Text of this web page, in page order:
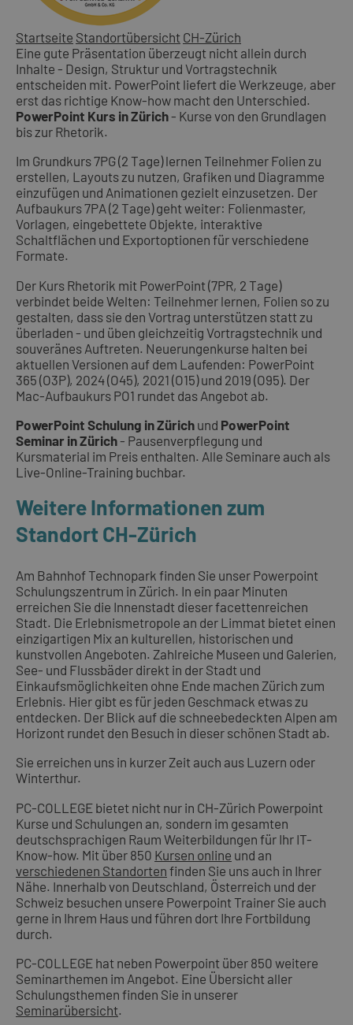
Startseite Standortübersicht CH-Zürich
Eine gute Präsentation überzeugt nicht allein durch
Inhalte - Design, Struktur und Vortragstechnik
entscheiden mit. PowerPoint liefert die Werkzeuge, aber
erst das richtige Know-how macht den Unterschied.
PowerPoint Kurs in Zürich- Kurse von den Grundlagen
bis zur Rhetorik.
Im Grundkurs 7PG (2 Tage) lernen Teilnehmer Folien zu
erstellen, Layouts zu nutzen, Grafiken und Diagramme
einzufügen und Animationen gezielt einzusetzen. Der
Aufbaukurs 7PA (2 Tage) geht weiter: Folienmaster,
Vorlagen, eingebettete Objekte, interaktive
Schaltflächen und Exportoptionen für verschiedene
Formate.
Der Kurs Rhetorik mit PowerPoint (7PR, 2 Tage)
verbindet beide Welten: Teilnehmer lernen, Folien so zu
gestalten, dass sie den Vortrag unterstützen statt zu
überladen - und üben gleichzeitig Vortragstechnik und
souveränes Auftreten. Neuerungenkurse halten bei
aktuellen Versionen auf dem Laufenden: PowerPoint
365 (O3P), 2024 (O45), 2021 (O15) und 2019 (O95). Der
Mac-Aufbaukurs PO1 rundet das Angebot ab.
PowerPoint Schulung in Zürich und PowerPoint
Seminar in Zürich- Pausenverpflegung und
Kursmaterial im Preis enthalten. Alle Seminare auch als
Live-Online-Training buchbar.
Weitere Informationen zum
Standort CH-Zürich
Am Bahnhof Technopark finden Sie unser Powerpoint
Schulungszentrum in Zürich. In ein paar Minuten
erreichen Sie die Innenstadt dieser facettenreichen
Stadt. Die Erlebnismetropole an der Limmat bietet einen
einzigartigen Mix an kulturellen, historischen und
kunstvollen Angeboten. Zahlreiche Museen und Galerien,
See- und Flussbäder direkt in der Stadt und
Einkaufsmöglichkeiten ohne Ende machen Zürich zum
Erlebnis. Hier gibt es für jeden Geschmack etwas zu
entdecken. Der Blick auf die schneebedeckten Alpen am
Horizont rundet den Besuch in dieser schönen Stadt ab.
Sie erreichen uns in kurzer Zeit auch aus Luzern oder
Winterthur.
PC-COLLEGE bietet nicht nur in CH-Zürich Powerpoint
Kurse und Schulungen an, sondern im gesamten
deutschsprachigen Raum Weiterbildungen für Ihr IT-
Know-how. Mit über 850 Kursen online und an
verschiedenen Standorten finden Sie uns auch in Ihrer
Nähe. Innerhalb von Deutschland, Österreich und der
Schweiz besuchen unsere Powerpoint Trainer Sie auch
gerne in Ihrem Haus und führen dort Ihre Fortbildung
durch.
PC-COLLEGE hat neben Powerpoint über 850 weitere
Seminarthemen im Angebot. Eine Übersicht aller
Schulungsthemen finden Sie in unserer
Seminarübersicht.